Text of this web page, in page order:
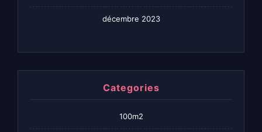
décembre 2023
Categories
100m2